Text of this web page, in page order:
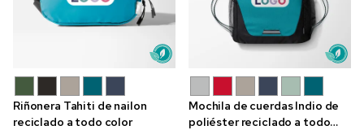
Riñonera Tahiti de nailon
reciclado a todo color
Mochila de cuerdas Indio de
poliéster reciclado a todo